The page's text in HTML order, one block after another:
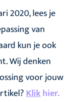
2020, lees je
van
kun je ook
Wij denken
voor jouw
Klikhier.